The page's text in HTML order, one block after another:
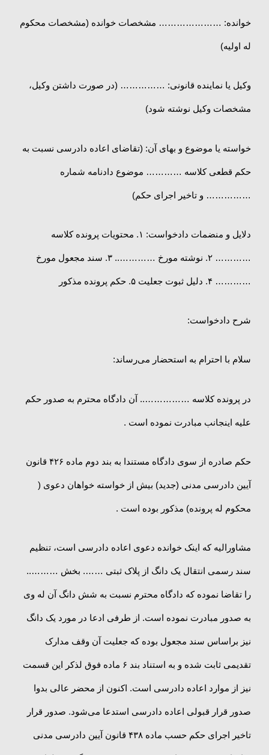
خوانده: ………………… مشخصات خوانده (مشخصات محکوم
له اولیه)
وکیل یا نماینده قانونی: …………… (در صورت داشتن وکیل،
مشخصات وکیل نوشته شود)
خواسته یا موضوع و بهای آن: (تقاضای اعاده دادرسی نسبت به
حکم قطعی کلاسه ………… موضوع دادنامه شماره
…………… و تاخیر اجرای حکم)
دلایل و منضمات دادخواست: ۱. محتویات پرونده کلاسه
………… ۲. نوشته مورخ ………….. ۳. سند مجعول مورخ
………… ۴. دلیل ثبوت جعلیت ۵. حکم پرونده مذکور
شرح دادخواست:
سلام با احترام به استحضار می‌رساند:
در پرونده کلاسه …………….. آن دادگاه محترم به صدور حکم
علیه اینجانب مبادرت نموده است .
حکم صادره از سوی دادگاه مستندا به بند دوم ماده ۴۲۶ قانون
آیین دادرسی مدنی (جدید) بیش از خواسته خواهان دعوی (
محکوم له پرونده) مذکور بوده است .
مشاورالیه که اینک خوانده دعوی اعاده دادرسی است، تنظیم
سند رسمی انتقال یک دانگ از پلاک ثبتی ……. بخش ………..
را تقاضا نموده که دادگاه محترم نسبت به شش دانگ آن له وی
به صدور مبادرت نموده است. از طرفی ادعا در مورد یک دانگ
نیز براساس سند مجعول بوده که جعلیت آن وقف مدارک
تقدیمی ثابت شده و به استناد بند ۶ ماده فوق لذکر این قسمت
نیز از موارد اعاده دادرسی است. اکنون از محضر عالی بدوا
صدور قرار قبولی اعاده دادرسی استدعا می‌شود. صدور قرار
تاخیر اجرای حکم حسب ماده ۴۳۸ قانون آیین دادرسی مدنی